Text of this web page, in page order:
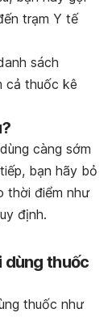
trạm Y tế
sách
cả thuốc kê
càng sớm
bạn hãy bỏ
thời điểm như
định.
dùng thuốc
thuốc như